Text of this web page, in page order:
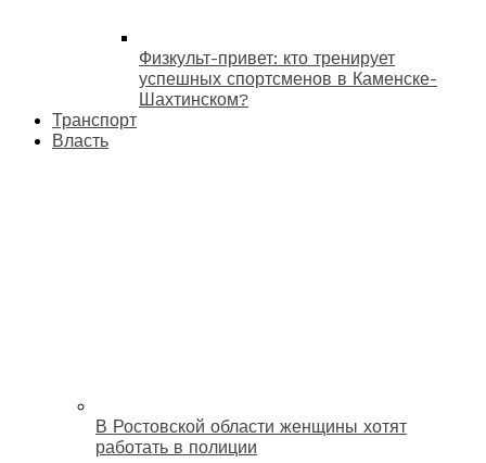
Физкульт-привет: кто тренирует
успешных спортсменов в Каменске-
Шахтинском?
Транспорт
Власть
В Ростовской области женщины хотят
работать в полиции